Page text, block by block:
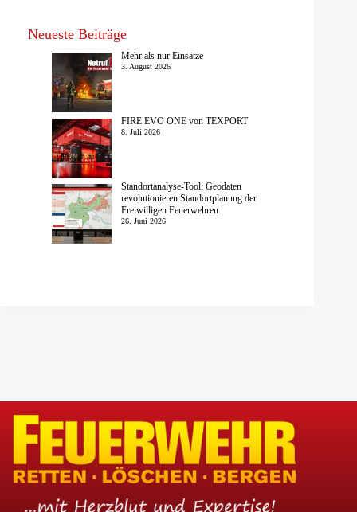
Neueste Beiträge
Mehr als nur Einsätze
3. August 2026
FIRE EVO ONE von TEXPORT
8. Juli 2026
Standortanalyse-Tool: Geodaten
revolutionieren Standortplanung der
Freiwilligen Feuerwehren
26. Juni 2026